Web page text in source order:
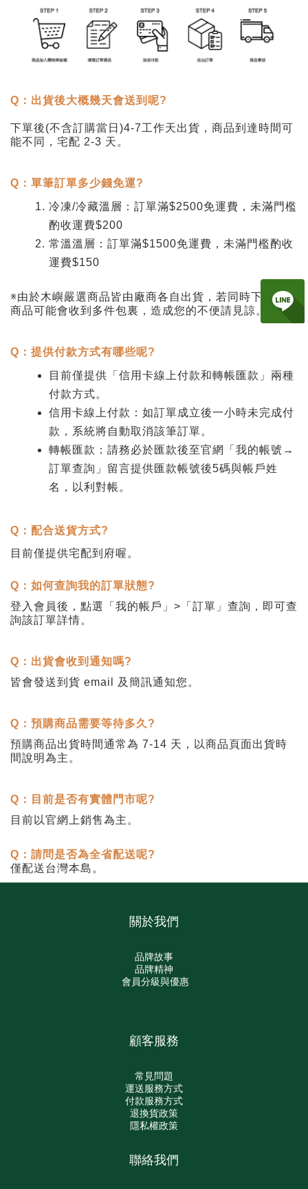
Q ：出貨後大概幾天會送到呢?
下單後(不含訂購當日 )4-7工作天出貨，商品到達時間可
能不同，宅配 2-3 天。
Q ：單筆訂單多少錢免運?
冷凍/冷藏溫層：訂單滿$2500免運費，未滿門檻
酌收運費$200
常溫溫層：訂單滿$1500免運費，未滿門檻酌收
運費$150
※由於木嶼嚴選商品皆由廠商各自出貨，若同時下單多筆
商品可能會收到多件包裏，造成您的不便請見諒。
Q ：提供付款方式有哪些呢?
目前僅提供「信用卡線上付款和轉帳匯款」兩種
付款方式。
信用卡線上付款：如訂單成立後一小時未完成付
款，系統將自動取消該筆訂單。
轉帳匯款：請務必於匯款後至官網「我的帳號 →
訂單查詢」留言提供匯款帳號後5碼與帳戶姓
名，以利對帳。
Q ：配合送貨方式?
目前僅提供宅配到府喔。
Q ：如何查詢我的訂單狀態?
登入會員後，點選「我的帳戶」 > 「訂單」查詢，即可查
詢該訂單詳情。
Q ：出貨會收到通知嗎?
皆會發送到貨 email 及簡訊通知您。
Q ：預購商品需要等待多久?
預購商品出貨時間通常為 7-14 天，以商品頁面出貨時
間說明為主。
Q ：目前是否有實體門市呢?
目前以官網上銷售為主。
Q ：請問是否為全省配送呢?
僅配送台灣本島。
關於我們
品牌故事
品牌精神
會員分級與優惠
顧客服務
常見問題
運送服務方式
付款服務方式
退換貨政策
隱私權政策
聯絡我們